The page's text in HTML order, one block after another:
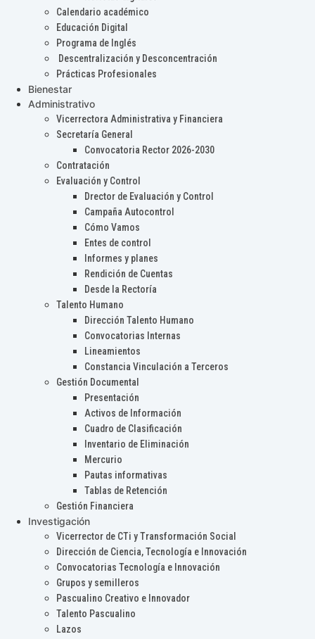
Calendario académico
Educación Digital
Programa de Inglés
Descentralización y Desconcentración
Prácticas Profesionales
Bienestar
Administrativo
Vicerrectora Administrativa y Financiera
Secretaría General
Convocatoria Rector 2026-2030
Contratación
Evaluación y Control
Drector de Evaluación y Control
Campaña Autocontrol
Cómo Vamos
Entes de control
Informes y planes
Rendición de Cuentas
Desde la Rectoría
Talento Humano
Dirección Talento Humano
Convocatorias Internas
Lineamientos
Constancia Vinculación a Terceros
Gestión Documental
Presentación
Activos de Información
Cuadro de Clasificación
Inventario de Eliminación
Mercurio
Pautas informativas
Tablas de Retención
Gestión Financiera
Investigación
Vicerrector de CTi y Transformación Social
Dirección de Ciencia, Tecnología e Innovación
Convocatorias Tecnología e Innovación
Grupos y semilleros
Pascualino Creativo e Innovador
Talento Pascualino
Lazos